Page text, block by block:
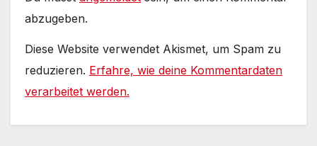
abzugeben.
Diese Website verwendet Akismet, um Spam zu
reduzieren. Erfahre, wie deine Kommentardaten
verarbeitet werden.